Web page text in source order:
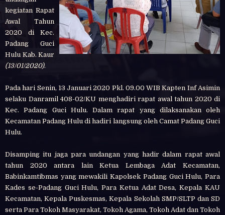
kegiatan Rapat
Awal Tahun
2020 di Kec.
Padang Guci
Hulu Kab. Kaur
(13/01/2020).
Pada hari Senin, 13 Januari 2020 Pkl. 09.00 WIB Kapten Inf Asimin
selaku Danramil 408-02/KU menghadiri rapat awal tahun 2020 di
Kec. Padang Guci Hulu. Dalam rapat yang dilaksanakan oleh
Kecamatan Padang Hulu di hadiri langsung oleh Camat Padang Guci
Hulu.
Disamping itu jaga para undangan yang hadir dalam rapat awal
tahun 2020 antara lain Ketua Lembaga Adat Kecamatan,
Babinkamtibmas yang mewakili Kapolsek Padang Guci Hulu, Para
Kades se-Padang Guci Hulu, Para Ketua Adat Desa, Kepala KAU
Kecamatan, Kepala Puskesmas, Kepala Sekolah SMP/SLTP dan SD
serta Para Tokoh Masyarakat, Tokoh Agama, Tokoh Adat dan Tokoh